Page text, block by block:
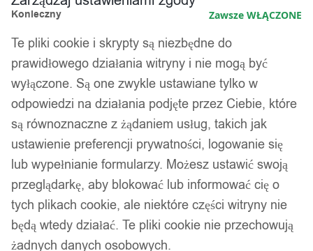
36,99zł
Darmowa dostawa od 90 zł
Dostawa w 24h
Zamówienia złożone do 14:00 wysyłamy tego samego dnia.
Dostawa w 24h
Zamówienia złożone do 14:00 wysyłamy tego samego dnia.
Kod produktu:M2_CABLE_WHITE
Dostępny w magazynie - szybka dostawa
Dodaj do koszyka
Konieczny Zawsze WŁĄCZONE
Te pliki cookie i skrypty są niezbędne do
prawidłowego działania witryny i nie mogą być
wyłączone. Są one zwykle ustawiane tylko w
odpowiedzi na działania podjęte przez Ciebie, które
są równoznaczne z żądaniem usług, takich jak
ustawienie preferencji prywatności, logowanie się
lub wypełnianie formularzy. Możesz ustawić swoją
przeglądarkę, aby blokować lub informować cię o
tych plikach cookie, ale niektóre części witryny nie
będą wtedy działać. Te pliki cookie nie przechowują
żadnych danych osobowych.